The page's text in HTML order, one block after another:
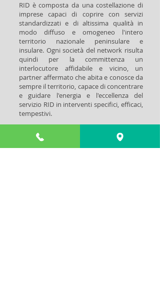
RID è composta da una costellazione di
imprese capaci di coprire con servizi
standardizzati e di altissima qualità in
modo diffuso e omogeneo l'intero
territorio nazionale peninsulare e
insulare. Ogni società del network risulta
quindi per la committenza un
interlocutore affidabile e vicino, un
partner affermato che abita e conosce da
sempre il territorio, capace di concentrare
e guidare l'energia e l'eccellenza del
servizio RID in interventi specifici, efficaci,
tempestivi.
Avete l'esigenza di Servizi di
Disinfestazione in molte sedi sparse su
tutto il territorio nazionale? Semplice, da